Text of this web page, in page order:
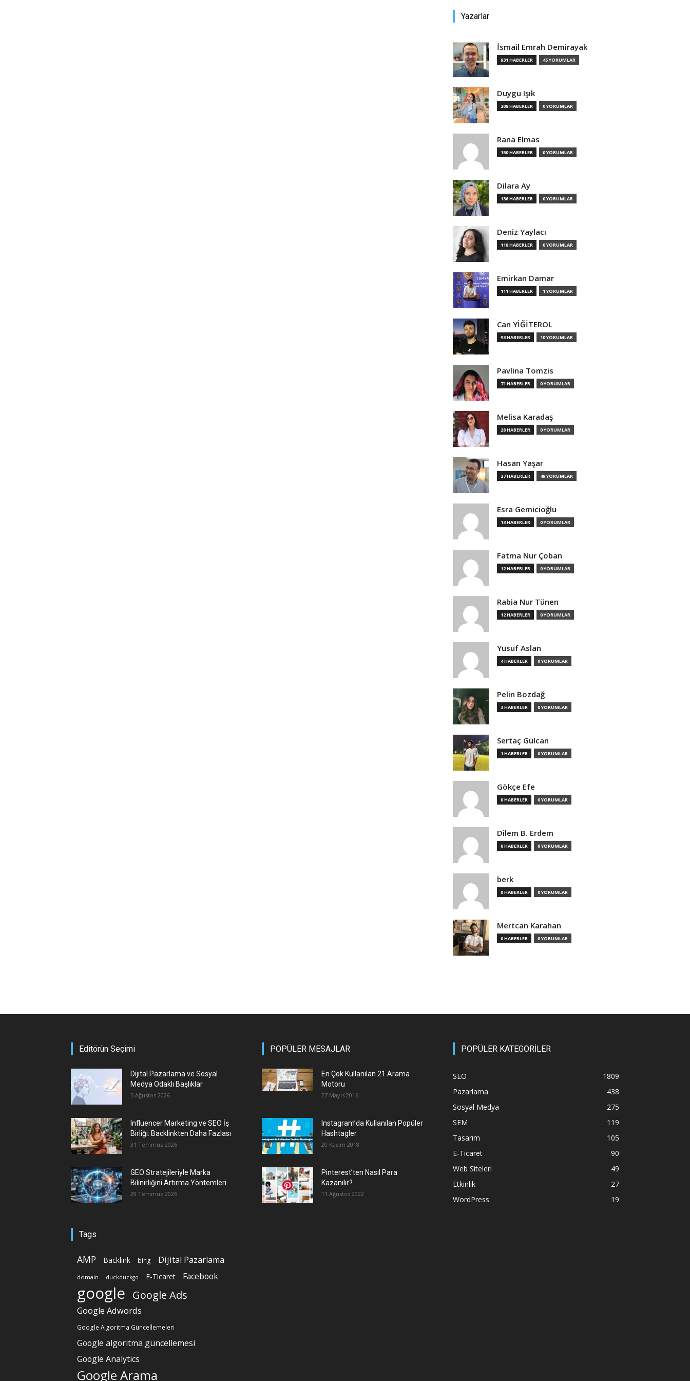
Yazarlar
İsmail Emrah Demirayak
931 HABERLER 45 YORUMLAR
Duygu Işık
208 HABERLER 0 YORUMLAR
Rana Elmas
150 HABERLER 0 YORUMLAR
Dilara Ay
136 HABERLER 0 YORUMLAR
Deniz Yaylacı
118 HABERLER 0 YORUMLAR
Emirkan Damar
111 HABERLER 1 YORUMLAR
Can YİĞİTEROL
93 HABERLER 10 YORUMLAR
Pavlina Tomzis
71 HABERLER 0 YORUMLAR
Melisa Karadaş
28 HABERLER 0 YORUMLAR
Hasan Yaşar
27 HABERLER 49 YORUMLAR
Esra Gemicioğlu
13 HABERLER 0 YORUMLAR
Fatma Nur Çoban
12 HABERLER 0 YORUMLAR
Rabia Nur Tünen
12 HABERLER 0 YORUMLAR
Yusuf Aslan
4 HABERLER 0 YORUMLAR
Pelin Bozdağ
3 HABERLER 0 YORUMLAR
Sertaç Gülcan
1 HABERLER 0 YORUMLAR
Gökçe Efe
0 HABERLER 0 YORUMLAR
Dilem B. Erdem
0 HABERLER 0 YORUMLAR
berk
0 HABERLER 0 YORUMLAR
Mertcan Karahan
0 HABERLER 0 YORUMLAR
Editörün Seçimi
Dijital Pazarlama ve Sosyal
Medya Odaklı Başlıklar
5 Ağustos 2026
Influencer Marketing ve SEO İş
Birliği: Backlinkten Daha Fazlası
31 Temmuz 2026
GEO Stratejileriyle Marka
Bilinirliğini Artırma Yöntemleri
29 Temmuz 2026
Tags
AMP Backlink bing Dijital Pazarlama
domain duckduckgo E-Ticaret Facebook
google Google Ads
Google Adwords
Google Algoritma Güncellemeleri
Google algoritma güncellemesi
Google Analytics
Google Arama
POPÜLER MESAJLAR
En Çok Kullanılan 21 Arama
Motoru
27 Mayıs 2016
Instagram’da Kullanılan Popüler
Hashtagler
20 Kasım 2018
Pinterest’ten Nasıl Para
Kazanılır?
11 Ağustos 2022
POPÜLER KATEGORİLER
SEO
1809
Pazarlama
438
Sosyal Medya
275
SEM
119
Tasarım
105
E-Ticaret
90
Web Siteleri
49
Etkinlik
27
WordPress
19